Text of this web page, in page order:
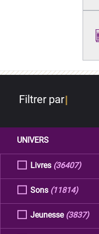
Filtrer par
UNIVERS
Livres (36407)
Sons (11814)
Jeunesse (3837)